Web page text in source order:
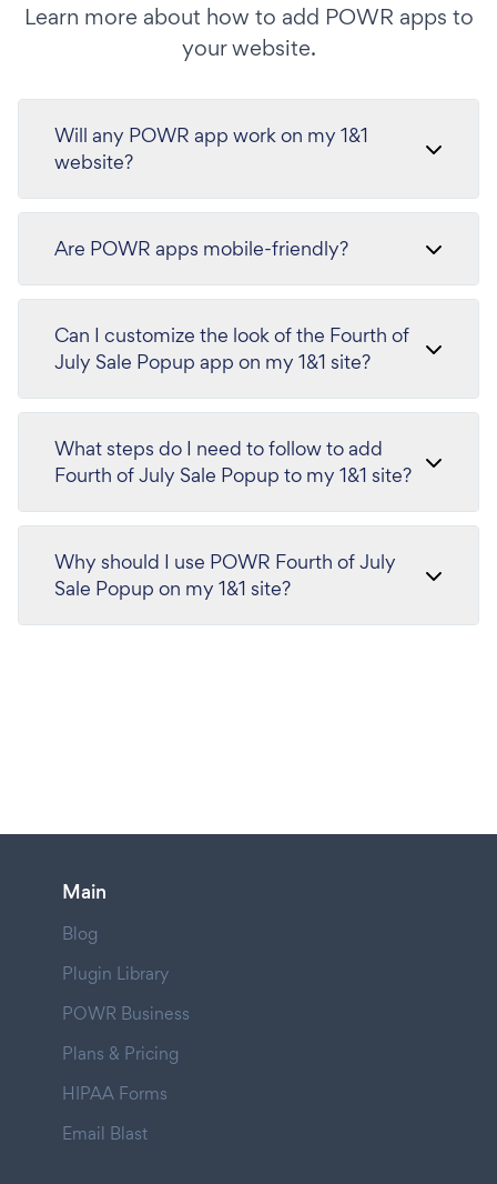
Learn more about how to add POWR apps to
your website.
Will any POWR app work on my 1&1
website?
Are POWR apps mobile-friendly?
Can I customize the look of the Fourth of
July Sale Popup app on my 1&1 site?
What steps do I need to follow to add
Fourth of July Sale Popup to my 1&1 site?
Why should I use POWR Fourth of July
Sale Popup on my 1&1 site?
Main
Blog
Plugin Library
POWR Business
Plans & Pricing
HIPAA Forms
Email Blast